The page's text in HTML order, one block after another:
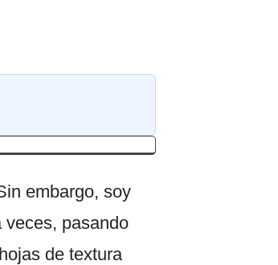
embargo, soy
veces, pasando
de textura